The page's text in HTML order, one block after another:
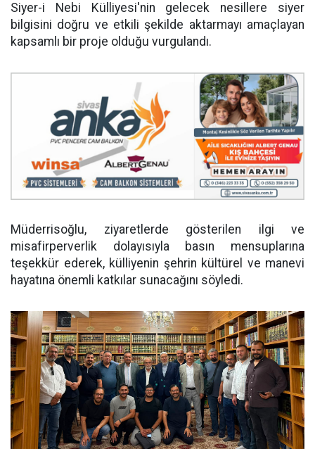
Siyer-i Nebi Külliyesi'nin gelecek nesillere siyer
bilgisini doğru ve etkili şekilde aktarmayı amaçlayan
kapsamlı bir proje olduğu vurgulandı.
Müderrisoğlu, ziyaretlerde gösterilen ilgi ve
misafirperverlik dolayısıyla basın mensuplarına
teşekkür ederek, külliyenin şehrin kültürel ve manevi
hayatına önemli katkılar sunacağını söyledi.